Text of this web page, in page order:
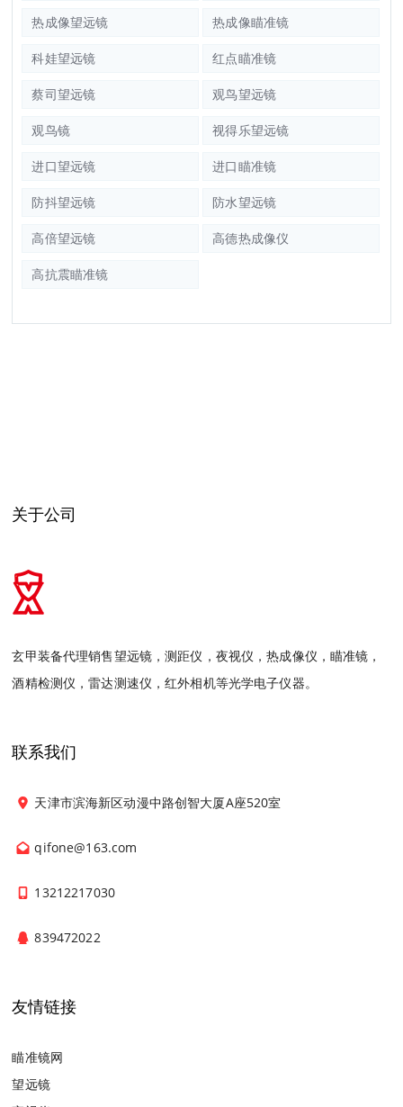
热成像望远镜 热成像瞄准镜
科娃望远镜 红点瞄准镜
蔡司望远镜 观鸟望远镜
观鸟镜 视得乐望远镜
进口望远镜 进口瞄准镜
防抖望远镜 防水望远镜
高倍望远镜 高德热成像仪
高抗震瞄准镜
关于公司
玄甲装备代理销售望远镜，测距仪，夜视仪，热成像仪，瞄准镜，
酒精检测仪，雷达测速仪，红外相机等光学电子仪器。
联系我们
天津市滨海新区动漫中路创智大厦A座520室
qifone@163.com
13212217030
839472022
友情链接
瞄准镜网
望远镜